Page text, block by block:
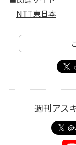
NTT東日本
週刊アス